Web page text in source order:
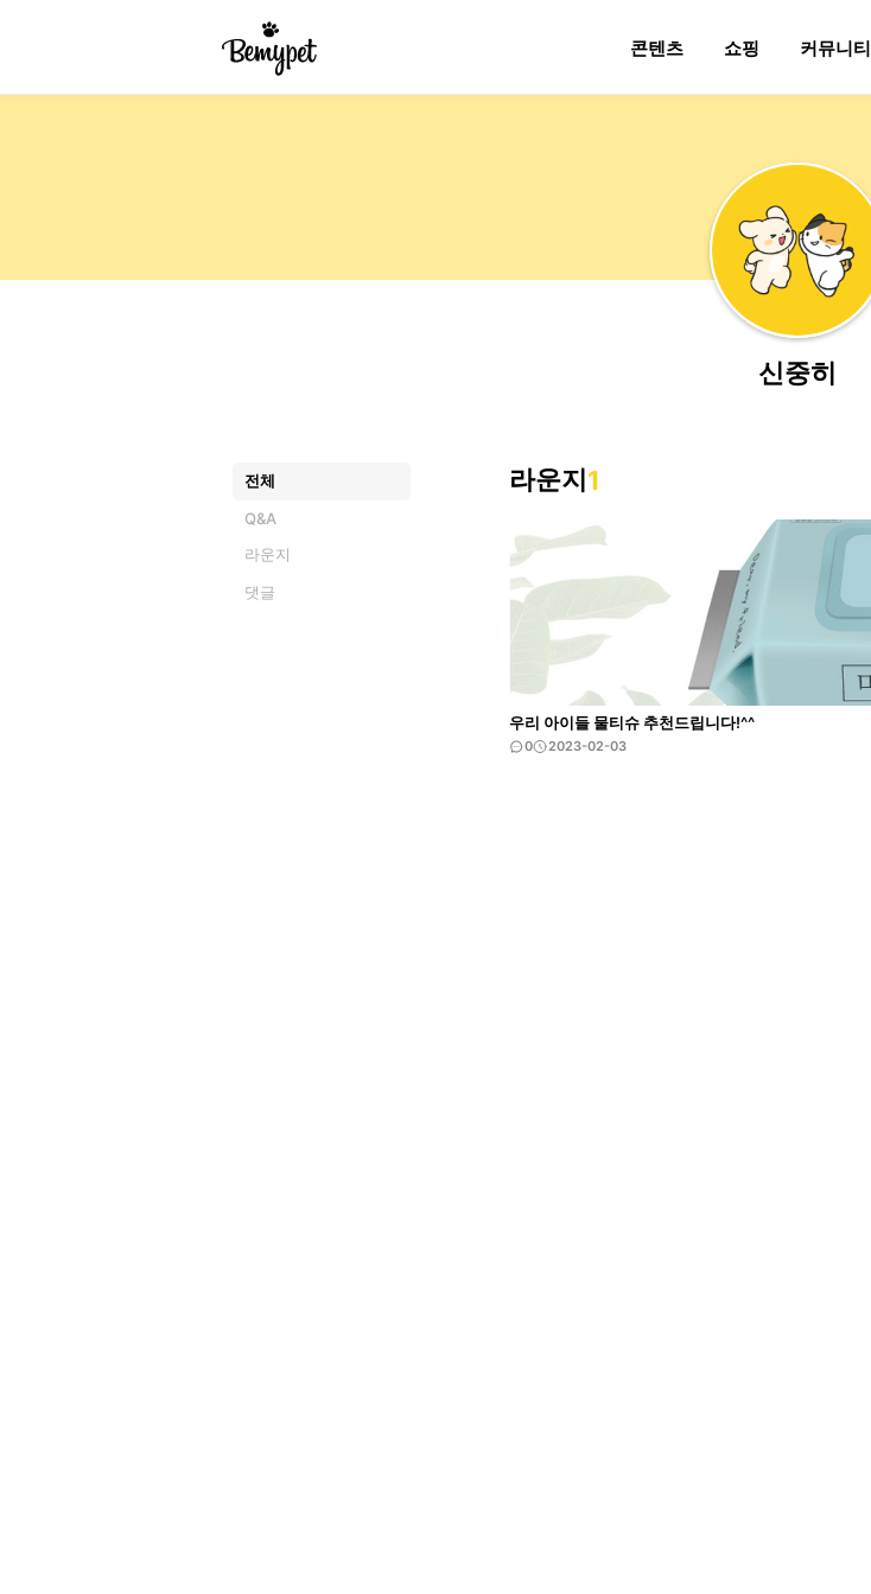
콘텐츠 쇼핑 커뮤니티
신중히
전체
Q&A
라운지
댓글
라운지1
우리 아이들 물티슈 추천드립니다!^^
0 2023-02-03